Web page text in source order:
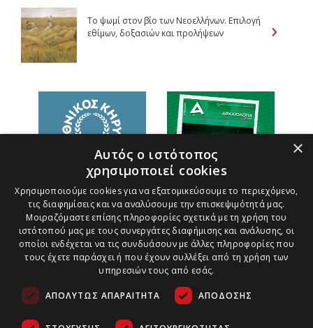
Tο ψωμί στον βίο των Nεοελλήνων. Επιλογή
εθίμων, δοξασιών και προλήψεων
×
Αυτός ο ιστότοπος
χρησιμοποιεί cookies
Χρησιμοποιούμε cookies για να εξατομικεύσουμε το περιεχόμενο,
τις διαφημίσεις και να αναλύσουμε την επισκεψιμότητά μας.
Μοιραζόμαστε επίσης πληροφορίες σχετικά με τη χρήση του
ιστότοπού μας με τους συνεργάτες διαφήμισης και ανάλυσης, οι
οποίοι ενδέχεται να τις συνδυάσουν με άλλες πληροφορίες που
τους έχετε παράσχει ή που έχουν συλλέξει από τη χρήση των
υπηρεσιών τους από εσάς.
ΑΠΟΛΎΤΩΣ ΑΠΑΡΑΊΤΗΤΑ ΑΠΌΔΟΣΗΣ